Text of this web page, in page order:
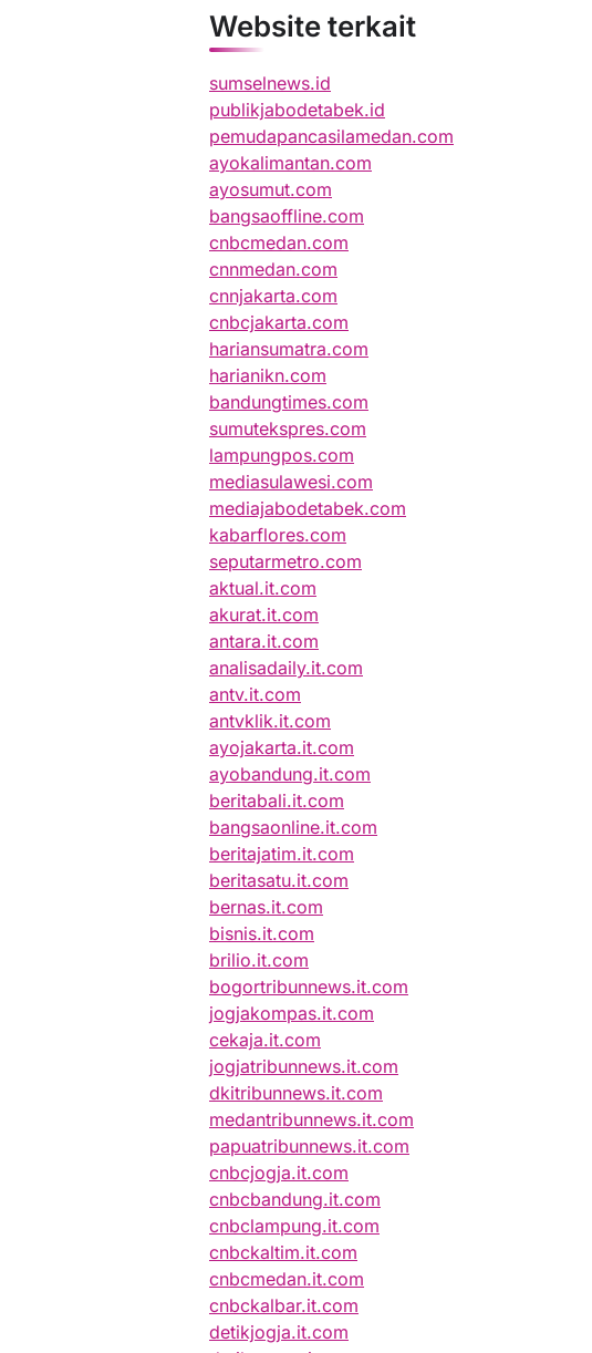
Website terkait
sumselnews.id
publikjabodetabek.id
pemudapancasilamedan.com
ayokalimantan.com
ayosumut.com
bangsaoffline.com
cnbcmedan.com
cnnmedan.com
cnnjakarta.com
cnbcjakarta.com
hariansumatra.com
harianikn.com
bandungtimes.com
sumutekspres.com
lampungpos.com
mediasulawesi.com
mediajabodetabek.com
kabarflores.com
seputarmetro.com
aktual.it.com
akurat.it.com
antara.it.com
analisadaily.it.com
antv.it.com
antvklik.it.com
ayojakarta.it.com
ayobandung.it.com
beritabali.it.com
bangsaonline.it.com
beritajatim.it.com
beritasatu.it.com
bernas.it.com
bisnis.it.com
brilio.it.com
bogortribunnews.it.com
jogjakompas.it.com
cekaja.it.com
jogjatribunnews.it.com
dkitribunnews.it.com
medantribunnews.it.com
papuatribunnews.it.com
cnbcjogja.it.com
cnbcbandung.it.com
cnbclampung.it.com
cnbckaltim.it.com
cnbcmedan.it.com
cnbckalbar.it.com
detikjogja.it.com